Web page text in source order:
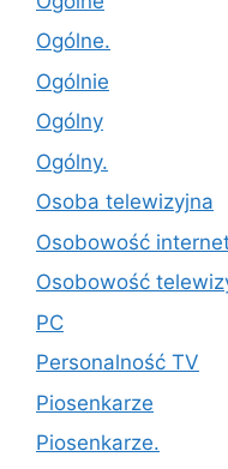
Ogólne.
Ogólnie
Ogólny
Ogólny.
Osoba telewizyjna
Osobowość
Osobowość
PC
Personalność TV
Piosenkarze
Piosenkarze.